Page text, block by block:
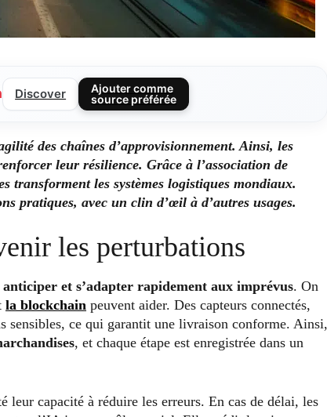
Discover
Ajouter comme
source préférée
des chaînes d’approvisionnement. Ainsi, les
leur résilience. Grâce à l’association de
transforment les systèmes logistiques mondiaux.
pratiques, avec un clin d’œil à d’autres usages.
les perturbations
anticiper et s’adapter rapidement aux imprévus. On
la blockchain peuvent aider. Des capteurs connectés,
sensibles, ce qui garantit une livraison conforme. Ainsi,
, et chaque étape est enregistrée dans un
leur capacité à réduire les erreurs. En cas de délai, les